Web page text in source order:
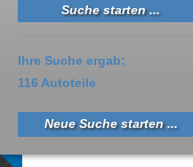
Ihre Suche ergab:
116 Autoteile
Neue Suche starten ...